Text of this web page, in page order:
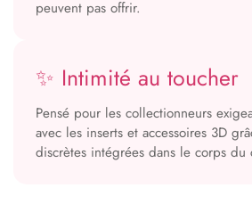
peuvent pas offrir.
✨ Intimité au toucher
Pensé pour les collectionneurs
avec les inserts et accessoires 3D
discrètes intégrées dans le corps du